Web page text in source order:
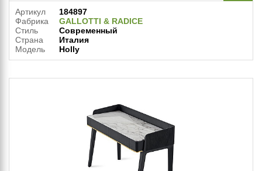
Артикул
184897
Фабрика
GALLOTTI & RADICE
Стиль
Современный
Страна
Италия
Модель
Holly